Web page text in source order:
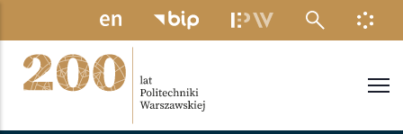
Przejdź do treści
MENU